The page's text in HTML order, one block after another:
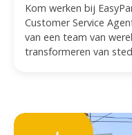
Kom werken bij
Customer Service
van een team van
transformeren van